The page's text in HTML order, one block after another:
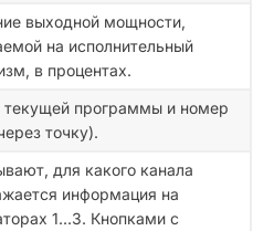
выходной мощности,
на исполнительный
в процентах.
программы и номер
точку).
для какого канала
информация на
1...3. Кнопками с